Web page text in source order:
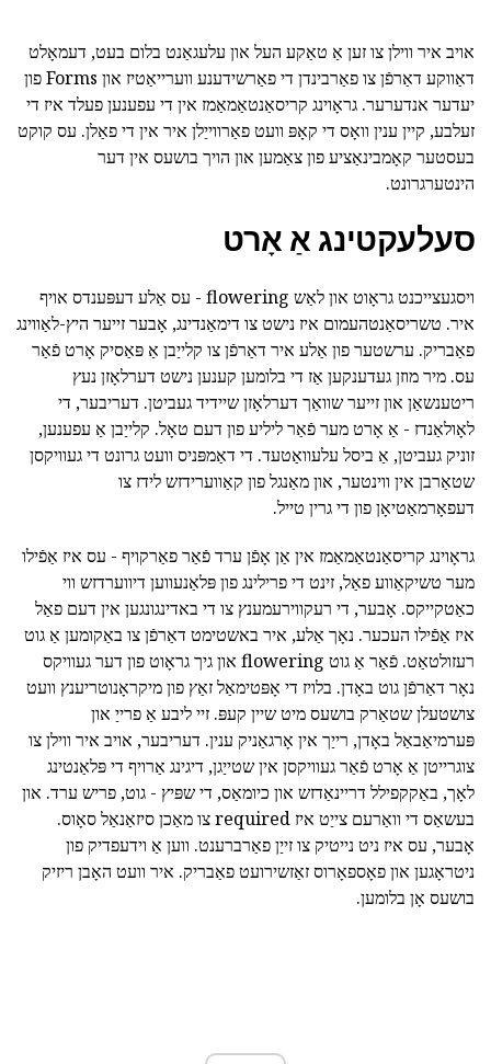
אויב איר ווילן צו זען אַ טאַקע העל און עלעגאַנט בלום בעט, דעמאָלט
דאַווקע דאַרפֿן צו פאַרבינדן די פאַרשידענע ווערייאַטיז און Forms פון
יעדער אנדערער. גראָוינג קריסאַנטאַמאַמז אין די עפענען פעלד איז די
זעלבע, קיין ענין וואָס די קאָפּ וועט פאַרווייַלן איר אין די פאַלן. עס קוקט
בעסטער קאָמבינאַציע פון צאַמען און הויך בושעס אין דער
הינטערגרונט.
סעלעקטינג אַ אָרט
ויסגעצייכנט גראָוט און לאַש flowering - עס אַלע דעפּענדס אויף
איר. טשריסאַנטהעמום איז נישט צו דימאַנדינג, אָבער זייער היץ-לאַווינג
פאַבריק. ערשטער פון אַלע איר דאַרפֿן צו קלייַבן אַ פּאַסיק אָרט פֿאַר
עס. מיר מוזן געדענקען אַז די בלומען קענען נישט דערלאָזן נעץ
ריטענשאַן און זייער שוואַך דערלאָזן שיידיד געביטן. דעריבער, די
לאָולאַנדז - אַ אָרט מער פֿאַר ליליע פון דעם טאָל. קלייַבן אַ עפענען,
זוניק געביטן, אַ ביסל עלעוואַטעד. די דאַמפּניס וועט גרונט די געוויקסן
שטאַרבן אין ווינטער, און מאַנגל פון קאַווערידזש לידז צו
דעפאָרמאַטיאָן פון די גרין טייל.
גראָוינג קריסאַנטאַמאַמז אין אַן אָפֿן ערד פֿאַר פאַרקויף - עס איז אַפֿילו
מער טשיקאַווע פאַל, זינט די פרילינג פון פּלאַנעווען דיווערדזש ווי
כאַטקייקס. אָבער, די רעקווירעמענץ צו די באדינגונגען אין דעם פאַל
איז אַפֿילו העכער. נאָך אַלע, איר באשטימט דאַרפֿן צו באַקומען אַ גוט
רעזולטאַט. פֿאַר אַ גוט flowering און גיך גראָוט פון דער געוויקס
נאָר דאַרפֿן גוט באָדן. בלויז די אָפּטימאַל זאַץ פון מיקראָנוטריענץ וועט
צושטעלן שטאַרק בושעס מיט שיין קעפּ. זיי ליבע אַ פרייַ און
פּערמיאַבאַל באָדן, רייַך אין אָרגאַניק ענין. דעריבער, אויב איר ווילן צו
צוגרייטן אַ אָרט פֿאַר געוויקסן אין שטייַגן, דיגינג אַרויף די פּלאַנטינג
לאָך, באַקקפילל דריינאַדזש און כיומאַס, די שפּיץ - גוט, פריש ערד. און
בעשאַס די וואַרעם צייַט איז required צו מאַכן סיזאַנאַל סאָוס.
אָבער, עס איז ניט נייטיק צו זייַן פאַרברענט. ווען אַ וידעפדיק פון
ניטראָגען און פאָספאָרוס זאַזשירועט פאַבריק. איר וועט האָבן ריזיק
בושעס אָן בלומען.